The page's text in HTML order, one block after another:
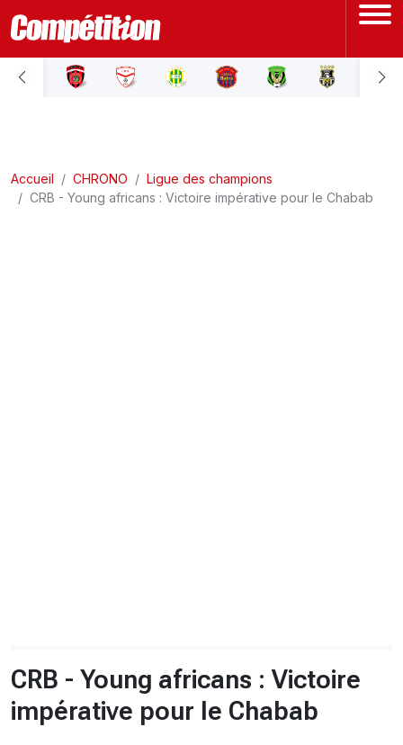
ACCUEIL
LIGUE 2
Accueil CHRONO
Ligue des champions
CRB - Young africans : Victoire impérative pour le Chabab
CRB - Young africans : Victoire
impérative pour le Chabab